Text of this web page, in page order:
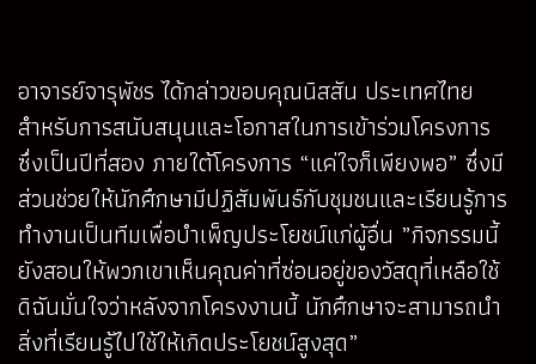
อาจารย์จารุพัชร ได้กล่าวขอบคุณนิสสัน ประเทศไทย
สำหรับการสนับสนุนและโอกาสในการเข้าร่วมโครงการ
ซึ่งเป็นปีที่สอง ภายใต้โครงการ “แค่ใจก็เพียงพอ” ซึ่งมี
ส่วนช่วยให้นักศึกษามีปฏิสัมพันธ์กับชุมชนและเรียนรู้การ
ทำงานเป็นทีมเพื่อบำเพ็ญประโยชน์แก่ผู้อื่น ”กิจกรรมนี้
ยังสอนให้พวกเขาเห็นคุณค่าที่ซ่อนอยู่ของวัสดุที่เหลือใช้
ดิฉันมั่นใจว่าหลังจากโครงงานนี้ นักศึกษาจะสามารถนำ
สิ่งที่เรียนรู้ไปใช้ให้เกิดประโยชน์สูงสุด”